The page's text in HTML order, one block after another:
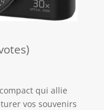
qui allie
vos souvenirs